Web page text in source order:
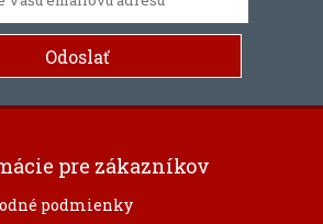
pre zákazníkov
podmienky